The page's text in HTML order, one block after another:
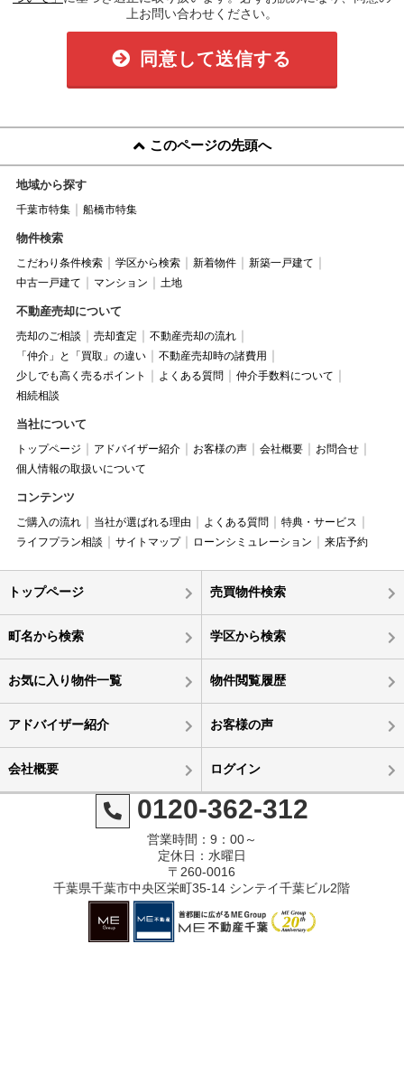
上お問い合わせください。
同意して送信する
このページの先頭へ
地域から探す
千葉市特集 船橋市特集
物件検索
こだわり条件検索 学区から検索 新着物件
新築一戸建て
中古一戸建て
マンション 土地
不動産売却について
売却のご相談 売却査定
不動産売却の流れ
「仲介」と「買取」の違い
不動産売却時の諸費用
少しでも高く売るポイント
よくある質問
仲介手数料について
相続相談
当社について
トップページ アドバイザー紹介 お客様の声 会社概要
お問合せ
個人情報の取扱いについて
コンテンツ
ご購入の流れ 当社が選ばれる理由 よくある質問
特典・サービス
ライフプラン相談
サイトマップ ローンシミュレーション 来店予約
トップページ 売買物件検索
町名から検索 学区から検索
お気に入り物件一覧 物件閲覧履歴
アドバイザー紹介 お客様の声
会社概要 ログイン
0120-362-312
営業時間：9：00～
定休日：水曜日
〒260-0016
千葉県千葉市中央区栄町35-14 シンテイ千葉ビル2階